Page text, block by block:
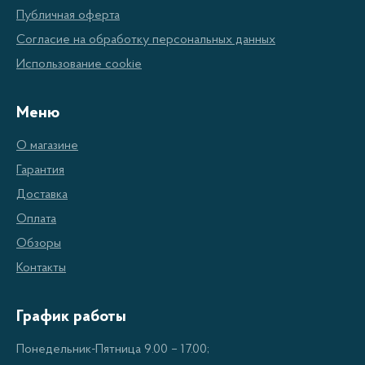
Мощность:Бочковые перфораторы оснащены
мощными двигателями, способными
шпинделя и энергию удара, необходимую для
работать в трех режимах - дробление,
Публичная оферта
Согласие на обработку персональных данных
Использование cookie
Меню
О магазине
Гарантия
Доставка
Оплата
Обзоры
Контакты
График работы
Понедельник-Пятница 9.00 – 17.00;